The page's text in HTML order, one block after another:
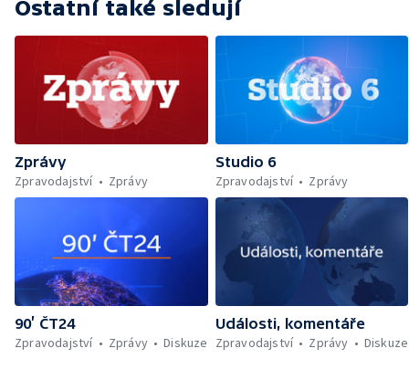
Ostatní také sledují
Zprávy
Zpravodajství
Zprávy
Studio 6
Zpravodajství
Zprávy
90’ ČT24
Zpravodajství
Zprávy Diskuze
Události, komentáře
Zpravodajství
Zprávy Diskuze